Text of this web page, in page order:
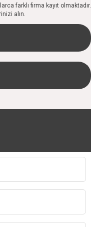
farklı firma kayıt olmaktadır.
alın.